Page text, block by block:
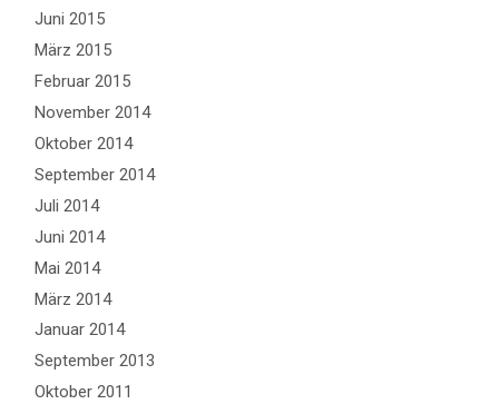
Juni 2015
März 2015
Februar 2015
November 2014
Oktober 2014
September 2014
Juli 2014
Juni 2014
Mai 2014
März 2014
Januar 2014
September 2013
Oktober 2011